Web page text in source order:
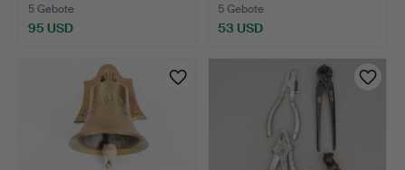
5 Gebote
95 USD
5 Gebote
53 USD